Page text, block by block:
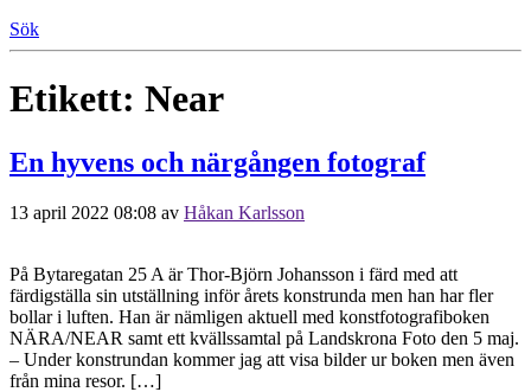
Sök
Etikett: Near
En hyvens och närgången fotograf
13 april 2022 08:08 av Håkan Karlsson
På Bytaregatan 25 A är Thor-Björn Johansson i färd med att
färdigställa sin utställning inför årets konstrunda men han har fler
bollar i luften. Han är nämligen aktuell med konstfotografiboken
NÄRA/NEAR samt ett kvällssamtal på Landskrona Foto den 5 maj.
– Under konstrundan kommer jag att visa bilder ur boken men även
från mina resor. […]